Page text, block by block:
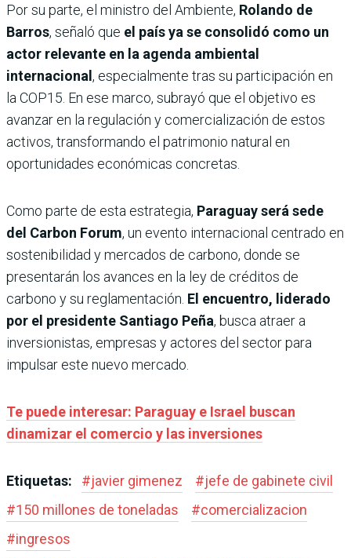
Por su parte, el ministro del Ambiente, Rolando de
Barros, señaló que el país ya se consolidó como un
actor relevante en la agenda ambiental
internacional , especialmente tras su participación en
la COP15. En ese marco, subrayó que el objetivo es
avanzar en la regulación y comercialización de estos
activos, transformando el patrimonio natural en
oportunidades económicas concretas.
Como parte de esta estrategia, Paraguay será sede
del Carbon Forum, un evento internacional centrado en
sostenibilidad y mercados de carbono, donde se
presentarán los avances en la ley de créditos de
carbono y su reglamentación. El encuentro, liderado
por el presidente Santiago Peña, busca atraer a
inversionistas, empresas y actores del sector para
impulsar este nuevo mercado.
Te puede interesar: Paraguay e Israel buscan
dinamizar el comercio y las inversiones
Etiquetas: #javier gimenez #jefe de gabinete civil
#150 millones de toneladas #comercializacion
#ingresos